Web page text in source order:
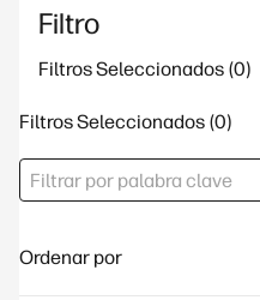
Filtro
Filtros Seleccionados
Filtros Seleccionados
Ordenar por